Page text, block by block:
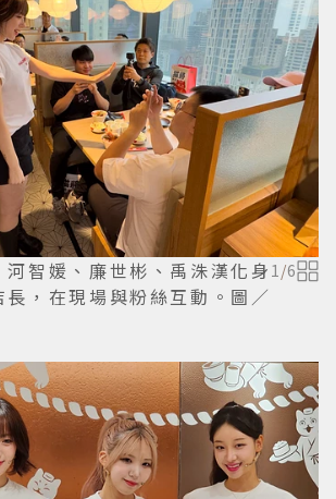
河智媛、廉世彬、禹洙漢化身
，在現場與粉絲互動。圖／
1/6